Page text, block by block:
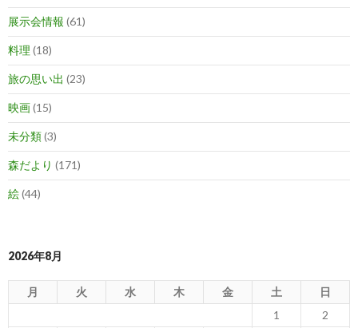
展示会情報 (61)
料理 (18)
旅の思い出 (23)
映画(15)
未分類(3)
森だより (171)
絵(44)
2026年8月
月 火 水 木 金 土 日
1
2